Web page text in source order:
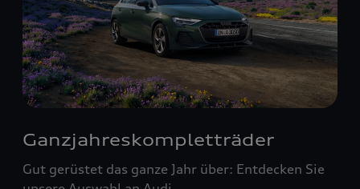
Ganzjahreskomplett­räder
Gut gerüstet das ganze Jahr über: Entdecken Sie